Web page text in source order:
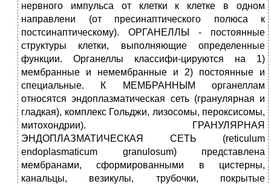
нервного импульса от клетки к клетке в одном
направлени (от пресинаптического полюса к
постсинаптическому). ОРГАНЕЛЛЫ - постоянные
структуры клетки, выполняющие определенные
функции. Органеллы классифи-цируются на 1)
мембранные и немембранные и 2) постоянные и
специальные. К МЕМБРАННЫМ органеллам
относятся эндоплазматическая сеть (гранулярная и
гладкая), комплекс Гольджи, лизосомы, пероксисомы,
митохондрии). ГРАНУЛЯРНАЯ
ЭНДОПЛАЗМАТИЧЕСКАЯ СЕТЬ (reticulum
endoplasmaticum granulosum) представлена
мембранами, сформированными в цистерны,
канальцы, везикулы, трубочки, покрытые